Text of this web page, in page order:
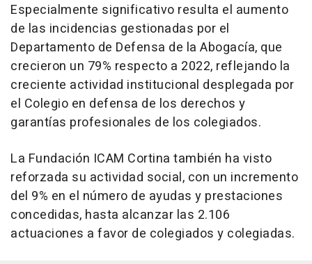
Especialmente significativo resulta el aumento
de las incidencias gestionadas por el
Departamento de Defensa de la Abogacía, que
crecieron un 79% respecto a 2022, reflejando la
creciente actividad institucional desplegada por
el Colegio en defensa de los derechos y
garantías profesionales de los colegiados.
La Fundación ICAM Cortina también ha visto
reforzada su actividad social, con un incremento
del 9% en el número de ayudas y prestaciones
concedidas, hasta alcanzar las 2.106
actuaciones a favor de colegiados y colegiadas.